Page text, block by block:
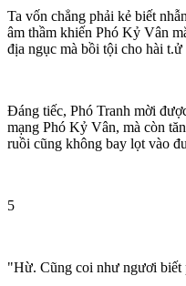
Ta vốn chẳng phải kẻ biết
âm thầm khiến Phó Kỷ Vân
địa ngục mà bồi tội cho hài t.ử
Đáng tiếc, Phó Tranh mời
mạng Phó Kỷ Vân, mà còn
ruồi cũng không bay lọt vào
5
"Hừ. Cũng coi như ngươi biết